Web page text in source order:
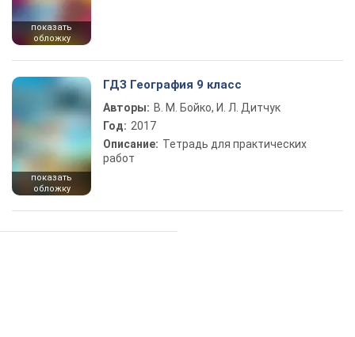
показать
обложку
показать
обложку
ГДЗ География 9 класс
Авторы: В. М. Бойко, И. Л. Дитчук
Год: 2017
Описание: Тетрадь для практических
работ